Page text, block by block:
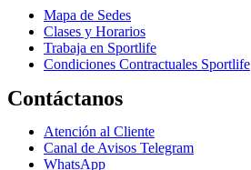
Mapa de Sedes
Clases y Horarios
Trabaja en Sportlife
Condiciones Contractuales Sportlife
Contáctanos
Atención al Cliente
Canal de Avisos Telegram
WhatsApp